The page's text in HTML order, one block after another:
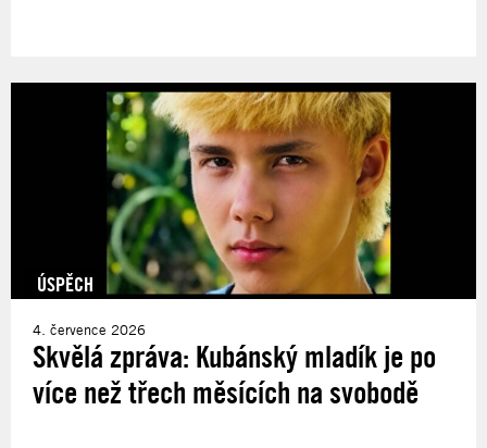
ÚSPĚCH
4. července 2026
Skvělá zpráva: Kubánský mladík je po
více než třech měsících na svobodě